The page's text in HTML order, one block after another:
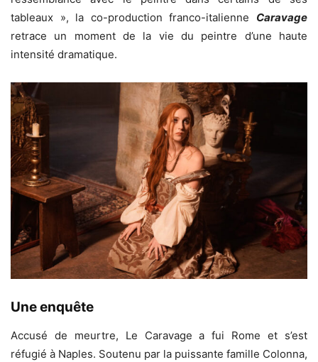
tableaux », la co-production franco-italienne Caravage
retrace un moment de la vie du peintre d’une haute
intensité dramatique.
Une enquête
Accusé de meurtre, Le Caravage a fui Rome et s’est
réfugié à Naples. Soutenu par la puissante famille Colonna,